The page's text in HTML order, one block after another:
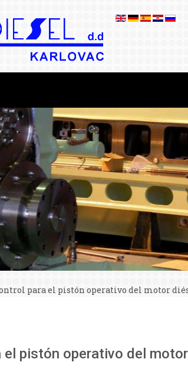
BLOG
para el pistón operativo del motor
el pistón operativo del